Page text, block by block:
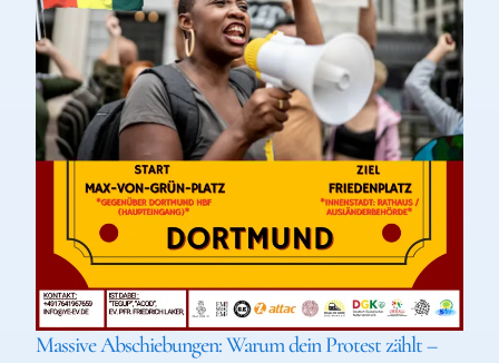
Massive Abschiebungen: Warum dein Protest zählt –